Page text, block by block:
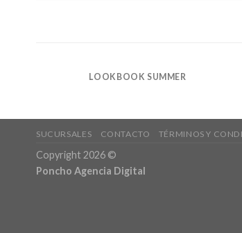
LOOKBOOK SUMMER
SUCURSALES CONTACTO TÉRMINOS Y
Copyright 2026 ©
Poncho Agencia Digital